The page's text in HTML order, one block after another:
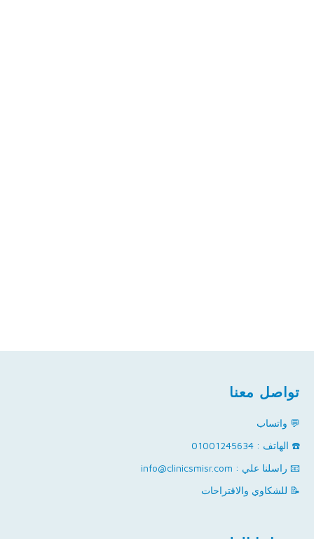
تواصل معنا
💬 واتساب
☎️ الهاتف : 01001245634
📧 راسلنا علي : info@clinicsmisr.com
📝 للشكاوي والاقتراحات